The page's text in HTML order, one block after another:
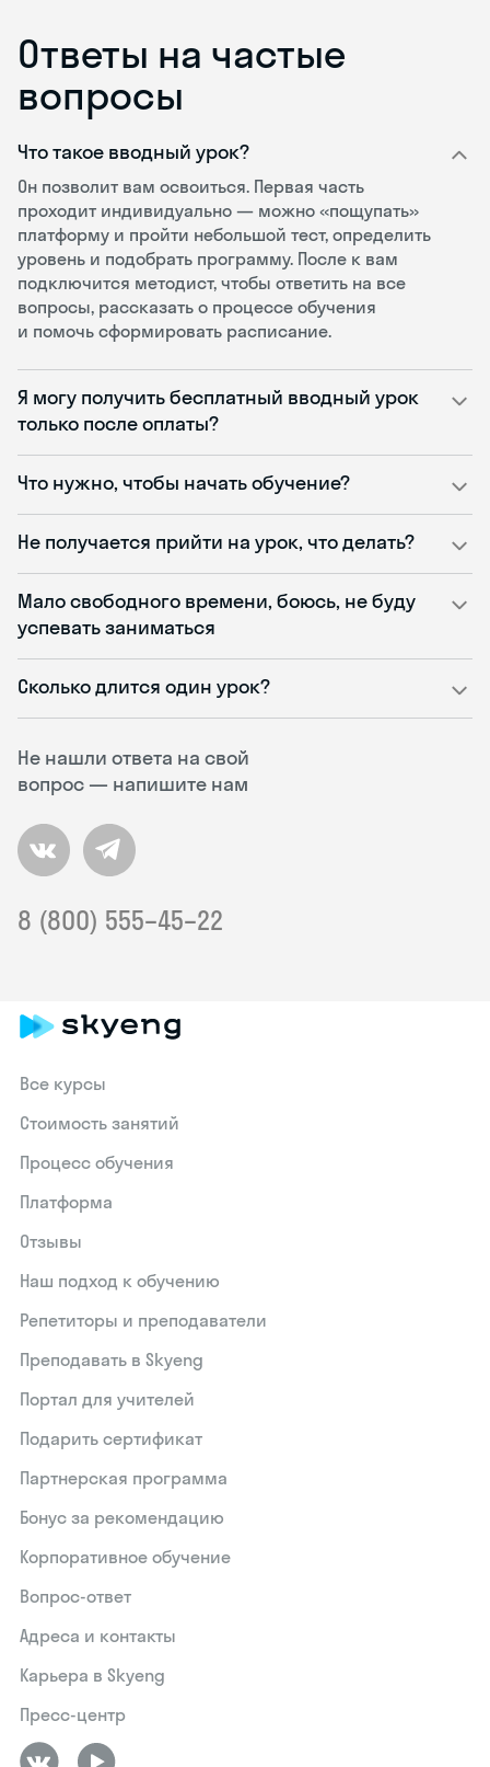
Ответы на частые
вопросы
Не нашли ответа на свой
вопрос — напишите нам
8 (800) 555–45–22
Что такое вводный урок?
Он позволит вам освоиться. Первая часть
проходит индивидуально — можно «пощупать»
платформу и пройти небольшой тест, определить
уровень и подобрать программу. После к вам
подключится методист, чтобы ответить на все
вопросы, рассказать о процессе обучения
и помочь сформировать расписание.
Я могу получить бесплатный вводный урок
только после оплаты?
Что нужно, чтобы начать обучение?
Не получается прийти на урок, что делать?
Мало свободного времени, боюсь, не буду
успевать заниматься
Сколько длится один урок?
Все курсы
Стоимость занятий
Процесс обучения
Платформа
Отзывы
Наш подход к обучению
Репетиторы и преподаватели
Преподавать в Skyeng
Портал для учителей
Подарить сертификат
Партнерская программа
Бонус за рекомендацию
Корпоративное обучение
Вопрос-ответ
Адреса и контакты
Карьера в Skyeng
Пресс-центр